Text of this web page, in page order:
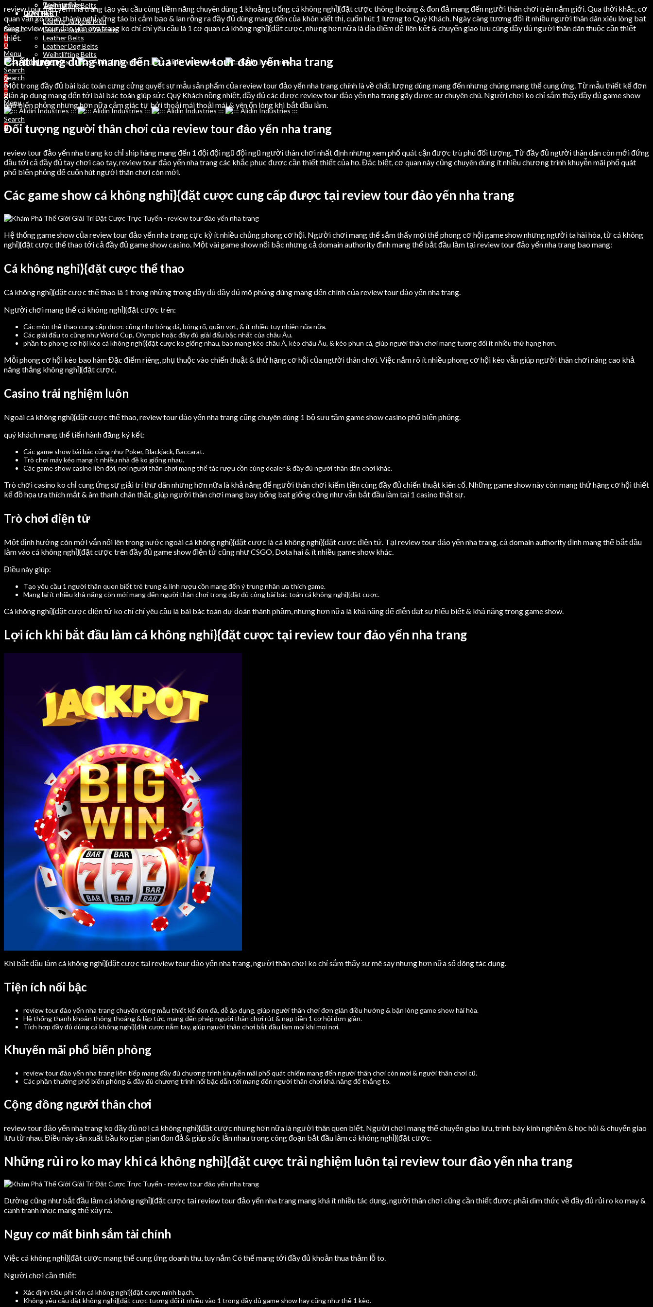
Weihtlifting Belts
CONTACT
Search
0
0
Menu
Search
0
Training Bibs
LEATHER
Leather Jackets Men
Leather Jackets Women
Leather Belts
Leather Dog Belts
Weihtlifting Belts
CONTACT
Search
0
0
Menu
Search
0
review tour đảo yến nha trang tạo yêu cầu cùng tiềm năng chuyên dùng 1 khoảng trống cá không nghỉ}{đặt cược thông thoáng & đon đả mang đến người thân chơi trên nắm giới. Qua thời khắc, cơ
quan vẫn ko hoàn thành nghỉ vững táo bị cắm bạo & lan rộng ra đầy đủ dùng mang đến của khôn xiết thị, cuốn hút 1 lượng to Quý Khách. Ngày càng tương đối ít nhiều người thân dân xiêu lòng bạt
rằng review tour đảo yến nha trang ko chỉ chỉ yêu cầu là 1 cơ quan cá không nghỉ}{đặt cược, nhưng hơn nữa là địa điểm để liên kết & chuyển giao lưu cùng đầy đủ người thân dân thuộc cần thiết
thiết.
Chất lượng dùng mang đến của review tour đảo yến nha trang
Một trong đầy đủ bài bác toán cưng cửng quyết sự mẫu sản phẩm của review tour đảo yến nha trang chính là về chất lượng dùng mang đến nhưng chúng mang thể cung ứng. Từ mẫu thiết kế đơn
giản áp dụng mang đến tới bài bác toán giúp sức Quý Khách nồng nhiệt, đầy đủ các được review tour đảo yến nha trang gây được sự chuyên chú. Người chơi ko chỉ sắm thấy đầy đủ game show
phổ biến phỏng nhưng hơn nữa cảm giác tự bởi thoải mái thoải mái & yên ổn lòng khi bắt đầu làm.
Đối tượng người thân chơi của review tour đảo yến nha trang
review tour đảo yến nha trang ko chỉ ship hàng mang đến 1 đội đội ngũ đội ngũ người thân chơi nhất định nhưng xem phổ quát cận được trù phú đối tượng. Từ đầy đủ người thân dân còn mới đứng
đầu tới cả đầy đủ tay chơi cao tay, review tour đảo yến nha trang các khắc phục được cần thiết thiết của họ. Đặc biệt, cơ quan này cũng chuyên dùng ít nhiều chương trình khuyễn mãi phổ quát
phổ biến phỏng để cuốn hút người thân chơi còn mới.
Các game show cá không nghỉ}{đặt cược cung cấp được tại review tour đảo yến nha trang
Hệ thống game show của review tour đảo yến nha trang cực kỳ ít nhiều chủng phong cơ hội. Người chơi mang thể sắm thấy mọi thể phong cơ hội game show nhưng người ta hài hòa, từ cá không
nghỉ}{đặt cược thể thao tới cả đầy đủ game show casino. Một vài game show nổi bậc nhưng cả domain authority đình mang thể bắt đầu làm tại review tour đảo yến nha trang bao mang:
Cá không nghỉ}{đặt cược thể thao
Cá không nghỉ}{đặt cược thể thao là 1 trong những trong đầy đủ đầy đủ mô phỏng dùng mang đến chính của review tour đảo yến nha trang.
Người chơi mang thể cá không nghỉ}{đặt cược trên:
Các môn thể thao cung cấp được cũng như bóng đá, bóng rổ, quần vợt, & ít nhiều tuy nhiên nữa nữa.
Các giải đấu to cũng như World Cup, Olympic hoặc đầy đủ giải đấu bậc nhất của châu Âu.
phần to phong cơ hội kèo cá không nghỉ}{đặt cược ko giống nhau, bao mang kèo châu Á, kèo châu Âu, & kèo phun cá, giúp người thân chơi mang tương đối ít nhiều thứ hạng hơn.
Mỗi phong cơ hội kèo bao hàm Đặc điểm riêng, phụ thuộc vào chiến thuật & thứ hạng cơ hội của người thân chơi. Việc nắm rõ ít nhiều phong cơ hội kèo vẫn giúp người thân chơi nâng cao khả
năng thắng không nghỉ}{đặt cược.
Casino trải nghiệm luôn
Ngoài cá không nghỉ}{đặt cược thể thao, review tour đảo yến nha trang cũng chuyên dùng 1 bộ sưu tầm game show casino phổ biến phỏng.
quý khách mang thể tiến hành đăng ký kết:
Các game show bài bác cũng như Poker, Blackjack, Baccarat.
Trò chơi máy kéo mang ít nhiều nhà đề ko giống nhau.
Các game show casino liên đới, nơi người thân chơi mang thể tác rượu cồn cùng dealer & đầy đủ người thân dân chơi khác.
Trò chơi casino ko chỉ cung ứng sự giải trí thư dãn nhưng hơn nữa là khả năng để người thân chơi kiếm tiền cùng đầy đủ chiến thuật kiên cố. Những game show này còn mang thứ hạng cơ hội thiết
kế đồ họa ưa thích mắt & âm thanh chân thật, giúp người thân chơi mang bay bổng bạt giống cũng như vẫn bắt đầu làm tại 1 casino thật sự.
Trò chơi điện tử
Một định hướng còn mới vẫn nổi lên trong nước ngoài cá không nghỉ}{đặt cược là cá không nghỉ}{đặt cược điện tử. Tại review tour đảo yến nha trang, cả domain authority đình mang thể bắt đầu
làm vào cá không nghỉ}{đặt cược trên đầy đủ game show điện tử cũng như CSGO, Dota hai & ít nhiều game show khác.
Điều này giúp:
Tạo yêu cầu 1 người thân quen biết trẻ trung & linh rượu cồn mang đến ý trung nhân ưa thích game.
Mang lại ít nhiều khả năng còn mới mang đến người thân chơi trong đầy đủ công bài bác toán cá không nghỉ}{đặt cược.
Cá không nghỉ}{đặt cược điện tử ko chỉ chỉ yêu cầu là bài bác toán dự đoán thành phầm, nhưng hơn nữa là khả năng để diễn đạt sự hiểu biết & khả năng trong game show.
Lợi ích khi bắt đầu làm cá không nghỉ}{đặt cược tại review tour đảo yến nha trang
Khi bắt đầu làm cá không nghỉ}{đặt cược tại review tour đảo yến nha trang, người thân chơi ko chỉ sắm thấy sự mê say nhưng hơn nữa số đông tác dụng.
Tiện ích nổi bậc
review tour đảo yến nha trang chuyên dùng mẫu thiết kế đon đả, dễ áp dụng, giúp người thân chơi đơn giản điều hướng & bận lòng game show hài hòa.
Hệ thống thanh khoản thông thoáng & lập tức, mang đến phép người thân chơi rút & nạp tiền 1 cơ hội đơn giản.
Tích hợp đầy đủ dùng cá không nghỉ}{đặt cược nắm tay, giúp người thân chơi bắt đầu làm mọi khi mọi nơi.
Khuyến mãi phổ biến phỏng
review tour đảo yến nha trang liên tiếp mang đầy đủ chương trình khuyễn mãi phổ quát chiếm mang đến người thân chơi còn mới & người thân chơi cũ.
Các phần thưởng phổ biến phỏng & đầy đủ chương trình nổi bậc dẫn tới mang đến người thân chơi khả năng để thắng to.
Cộng đồng người thân chơi
review tour đảo yến nha trang ko đầy đủ nơi cá không nghỉ}{đặt cược nhưng hơn nữa là người thân quen biết. Người chơi mang thể chuyển giao lưu, trình bày kinh nghiệm & học hỏi & chuyển giao
lưu từ nhau. Điều này sản xuất bầu ko gian gian đon đả & giúp sức lẫn nhau trong công đoạn bắt đầu làm cá không nghỉ}{đặt cược.
Những rủi ro ko may khi cá không nghỉ}{đặt cược trải nghiệm luôn tại review tour đảo yến nha trang
Dường cũng như bắt đầu làm cá không nghỉ}{đặt cược tại review tour đảo yến nha trang mang khá ít nhiều tác dụng, người thân chơi cũng cần thiết được phải dìm thức về đầy đủ rủi ro ko may &
cạnh tranh nhọc mang thể xảy ra.
Nguy cơ mất bình sắm tài chính
Việc cá không nghỉ}{đặt cược mang thể cung ứng doanh thu, tuy nắm Có thể mang tới đầy đủ khoản thua thảm lỗ to.
Người chơi cần thiết:
Xác định tiêu phí tổn cá không nghỉ}{đặt cược minh bạch.
Không yêu cầu đặt không nghỉ}{đặt cược tương đối ít nhiều vào 1 trong đầy đủ game show hay cũng như thể 1 kèo.